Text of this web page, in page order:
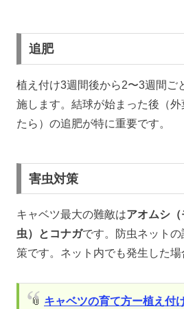
追肥
植え付け3週間後から2〜3週間ご
施します。結球が始まった後（
たら）の追肥が特に重要です。
害虫対策
キャベツ最大の難敵はアオムシ
虫）とコナガです。防虫ネット
策です。ネット内でも発生した場
📎 キャベツの育て方ー植え付